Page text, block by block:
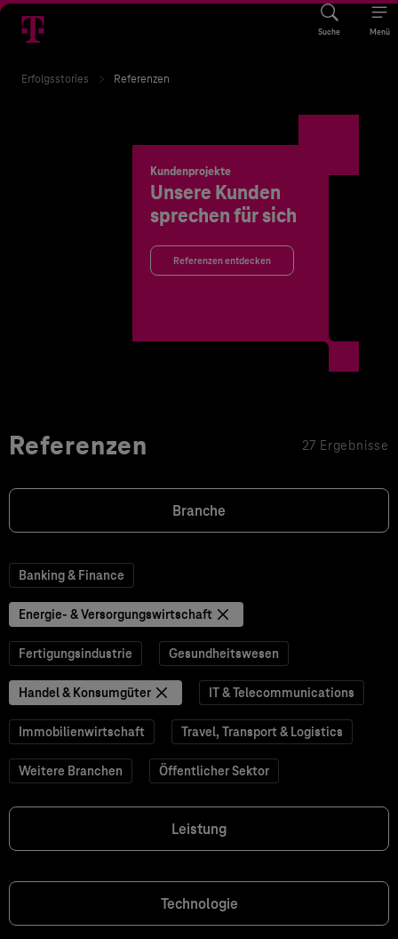
Suche Menü
Erfolgsstories Referenzen
Kundenprojekte
Unsere Kunden
sprechen für sich
Referenzen entdecken
Referenzen 27 Ergebnisse
Branche
Banking & Finance
Energie- & Versorgungswirtschaft
Fertigungsindustrie Gesundheitswesen
Handel & Konsumgüter IT & Telecommunications
Immobilienwirtschaft Travel, Transport & Logistics
Weitere Branchen Öffentlicher Sektor
Leistung
Technologie